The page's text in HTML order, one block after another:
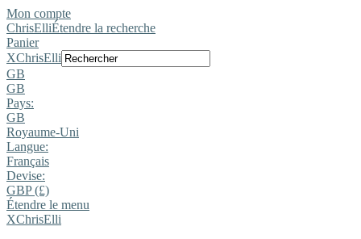
Mon compte
ChrisElliÉtendre la recherche
Panier
XChrisElli
GB
GB
Pays:
GB
Royaume-Uni
Langue:
Français
Devise:
GBP (£)
Étendre le menu
XChrisElli